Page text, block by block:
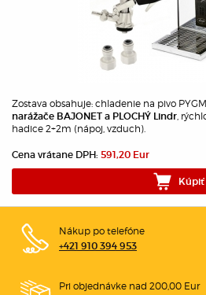
Zostava obsahuje: chladenie na pivo
narážače BAJONET a PLOCHÝ Lindr ,
hadice 2+2m (nápoj, vzduch).
Cena vrátane DPH: 591,20 Eur
Kúpiť
Nákup po telefóne
+421 910 394 953
Pri objednávke nad 200,00 Eur